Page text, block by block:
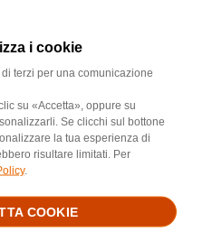
più vicini
i cookie
terzi per una comunicazione
su «Accetta», oppure su
Se clicchi sul bottone
la tua esperienza di
risultare limitati. Per
.
COOKIE